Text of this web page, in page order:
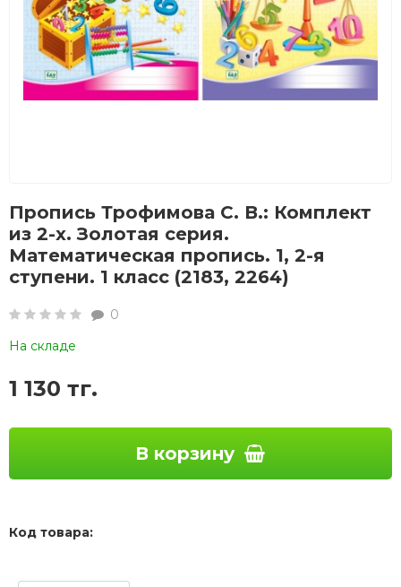
Пропись Трофимова С. В.: Комплект
из 2-х. Золотая серия.
Математическая пропись. 1, 2-я
ступени. 1 класс (2183, 2264)
0
На складе
1 130 тг.
В корзину
Код товара: